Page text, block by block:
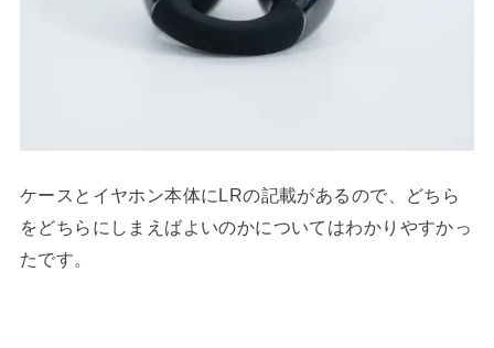
ケースとイヤホン本体にLRの記載があるので、どちら
をどちらにしまえばよいのかについてはわかりやすかっ
たです。